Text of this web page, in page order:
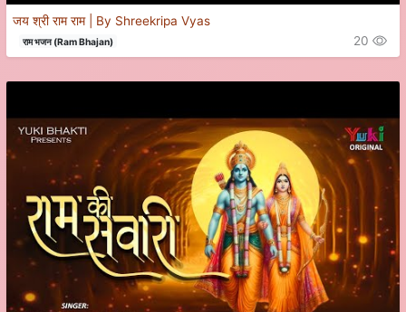
जय श्री राम राम | By Shreekripa Vyas
राम भजन (Ram Bhajan) 20